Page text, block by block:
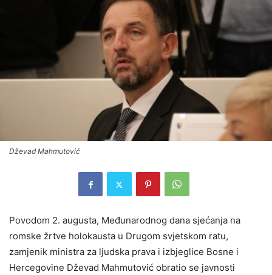
Dževad Mahmutović
Povodom 2. augusta, Međunarodnog dana sjećanja na
romske žrtve holokausta u Drugom svjetskom ratu,
zamjenik ministra za ljudska prava i izbjeglice Bosne i
Hercegovine Dževad Mahmutović obratio se javnosti